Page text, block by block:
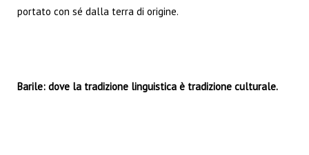
portato con sé dalla terra di origine.
Barile: dove la tradizione linguistica è tradizione culturale.